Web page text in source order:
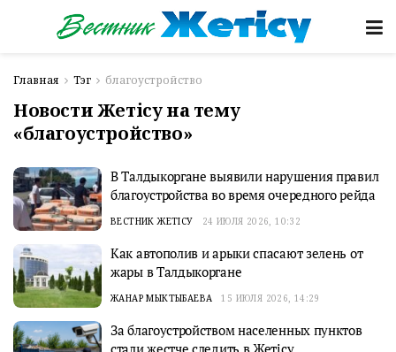
Главная Тэг благоустройство
Новости Жетісу на тему
«благоустройство»
В Талдыкоргане выявили нарушения правил
благоустройства во время очередного рейда
ВЕСТНИК ЖЕТІСУ 24 ИЮЛЯ 2026, 10:32
Как автополив и арыки спасают зелень от
жары в Талдыкоргане
ЖАНАР МЫКТЫБАЕВА 15 ИЮЛЯ 2026, 14:29
За благоустройством населенных пунктов
стали жестче следить в Жетісу